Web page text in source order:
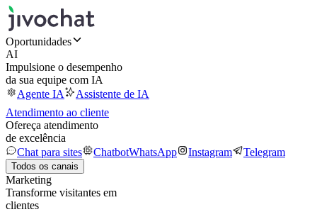
Oportunidades
AI
Impulsione o desempenho
da sua equipe com IA
Agente IA
Assistente de IA
Atendimento ao cliente
Ofereça atendimento
de excelência
Chat para sites
ChatbotWhatsApp Instagram Telegram
Todos os canais
Marketing
Transforme visitantes em
clientes